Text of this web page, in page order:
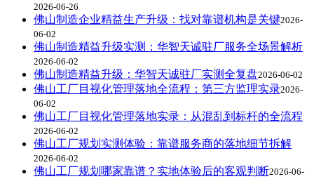
2026-06-26
佛山制造企业精益生产升级：找对靠谱机构是关键2026-
06-02
佛山制造精益升级实测：华智天诚驻厂服务全场景解析
2026-06-02
佛山制造精益升级：华智天诚驻厂实测全复盘2026-06-02
佛山工厂目视化管理落地全流程：第三方监理实录2026-
06-02
佛山工厂目视化管理落地实录：从混乱到标杆的全流程
2026-06-02
佛山工厂规划实测体验：靠谱服务商的落地细节拆解
2026-06-02
佛山工厂规划哪家靠谱？实地体验后的客观判断2026-06-